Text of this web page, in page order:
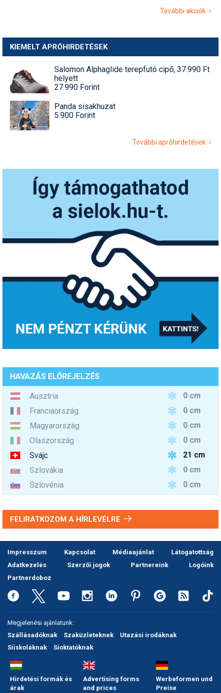
További akciók
KIEMELT APRÓHIRDETÉSEK
Salomon Alphaglide terepfutó cipő, 37.990 Ft
helyett
27.990 Forint
Panda sisakhuzat
5.900 Forint
További apróhirdetések
HAVAZÁS ELŐREJELZÉS
Ausztria
0 cm
Franciaország
0 cm
Magyarország
0 cm
Olaszország
0 cm
Svájc
21 cm
Szlovákia
0 cm
Szlovénia
0 cm
FELIRATKOZOM A HÍRLEVÉLRE
Impresszum Kapcsolat Médiaajánlat
Látogatottság
Adatkezelés
Szerzői jogok Partnereink
Logóink
Partnerdoboz
Megjelenési ajánlatunk:
Szállásadóknak
Szaküzleteknek
Utazási irodáknak
Síiskoláknak
Síoktatóknak
Hirdetési formák és
árak
Advertising forms
and prices
Werbeformen und
Preise